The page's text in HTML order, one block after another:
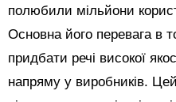
полюбили мільйони
Основна його перевага в
придбати речі високої
напряму у виробників.